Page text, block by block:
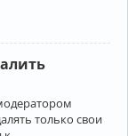
только свои